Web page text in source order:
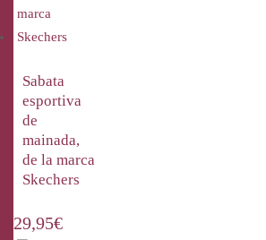
Sabata
esportiva
de
mainada,
de la marca
Skechers
29,95€